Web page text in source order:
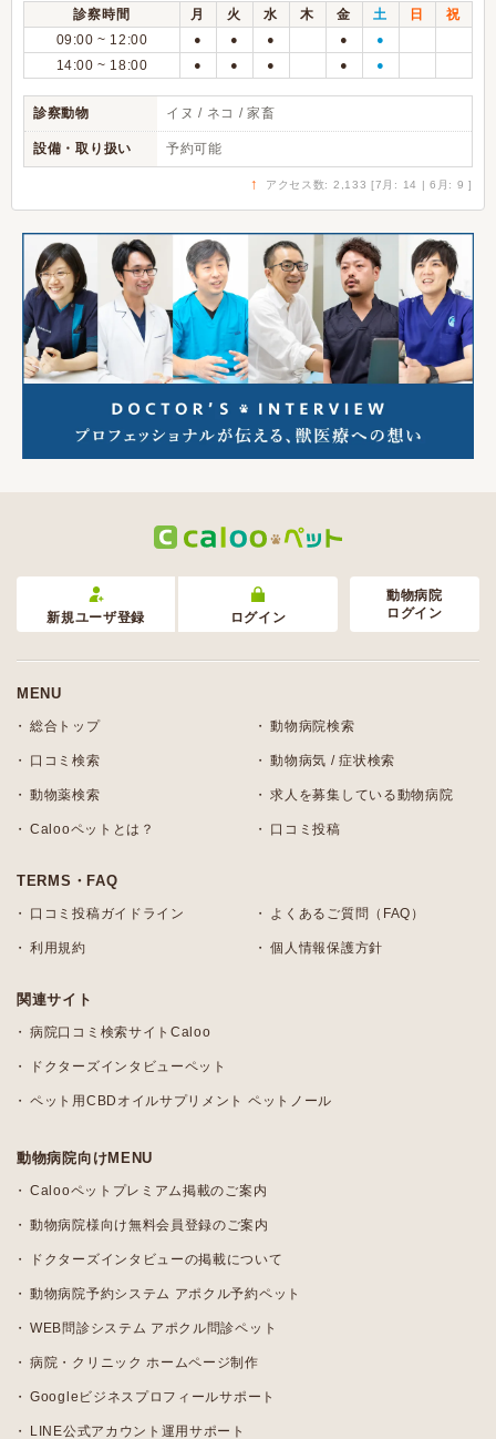
診察時間 月 火 水 木 金 土 日
祝
09:00 ~ 12:00
● ● ● ● ●
14:00 ~ 18:00 ● ● ● ● ●
診察動物 イヌ / ネコ / 家畜
設備・取り扱い 予約可能
↑ アクセス数: 2,133 [7月: 14 | 6月: 9 ]
新規ユーザ登録 ログイン
動物病院
ログイン
MENU
総合トップ 動物病院検索
口コミ検索 動物病気 / 症状検索
動物薬検索 求人を募集している動物病院
Calooペットとは？ 口コミ投稿
TERMS・FAQ
口コミ投稿ガイドライン よくあるご質問（FAQ）
利用規約 個人情報保護方針
関連サイト
病院口コミ検索サイトCaloo
ドクターズインタビューペット
ペット用CBDオイルサプリメント ペットノール
動物病院向けMENU
Calooペットプレミアム掲載のご案内
動物病院様向け無料会員登録のご案内
ドクターズインタビューの掲載について
動物病院予約システム アポクル予約ペット
WEB問診システム アポクル問診ペット
病院・クリニック ホームページ制作
Googleビジネスプロフィールサポート
LINE公式アカウント運用サポート